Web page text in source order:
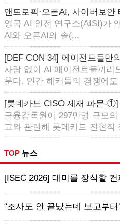
앤트로픽·오픈AI, 사이버보
영국 AI 안전 연구소(AISI)가
AI와 오픈AI의 솔(...
[DEF CON 34] 에이전트들만
사람 없이 AI 에이전트들끼리
룬다. 인간 해커들의 경쟁에도
[롯데카드 CISO 제재 파문-
금융감독원이 297만명 규모
고와 관련해 롯데카드 전현직
TOP 뉴스
[ISEC 2026] 대미를 장식할
“조사도 안 끝났는데 보고부